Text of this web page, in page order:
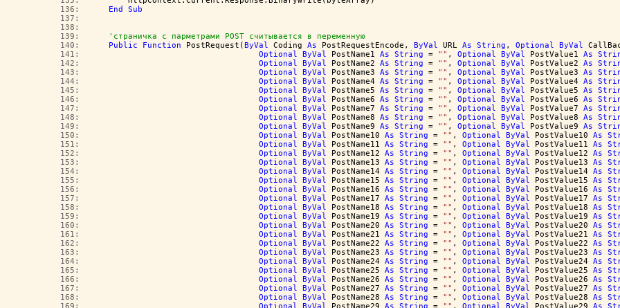
136:
End
Sub
137:
138:
139:
'страничка с парметрами POST считывается в переменную
140:
Public Function PostRequest(ByVal Coding As PostRequestEncode, ByVal URL As String , Optional ByVal
141:
Optional ByVal PostName1 As String = "" , Optional ByVal PostValue1 As
142:
Optional ByVal PostName2 As String = "" , Optional ByVal PostValue2 As
143:
Optional ByVal PostName3 As String = "" , Optional ByVal PostValue3 As
144:
Optional ByVal PostName4 As String = "" , Optional ByVal PostValue4 As
145:
Optional ByVal PostName5 As String = "" , Optional ByVal PostValue5 As
146:
Optional ByVal PostName6 As String = "" , Optional ByVal PostValue6 As
147:
Optional ByVal PostName7 As String = "" , Optional ByVal PostValue7 As
148:
Optional ByVal PostName8 As String = "" , Optional ByVal PostValue8 As
149:
Optional ByVal PostName9 As String = "" , Optional ByVal PostValue9 As
150:
Optional ByVal PostName10 As String = "" , Optional ByVal PostValue10 As
151:
Optional ByVal PostName11 As String = "" , Optional ByVal PostValue11 As
152:
Optional ByVal PostName12 As String = "" , Optional ByVal PostValue12 As
153:
Optional ByVal PostName13 As String = "" , Optional ByVal PostValue13 As
154:
Optional ByVal PostName14 As String = "" , Optional ByVal PostValue14 As
155:
Optional ByVal PostName15 As String = "" , Optional ByVal PostValue15 As
156:
Optional ByVal PostName16 As String = "" , Optional ByVal PostValue16 As
157:
Optional ByVal PostName17 As String = "" , Optional ByVal PostValue17 As
158:
Optional ByVal PostName18 As String = "" , Optional ByVal PostValue18 As
159:
Optional ByVal PostName19 As String = "" , Optional ByVal PostValue19 As
160:
Optional ByVal PostName20 As String = "" , Optional ByVal PostValue20 As
161:
Optional ByVal PostName21 As String = "" , Optional ByVal PostValue21 As
162:
Optional ByVal PostName22 As String = "" , Optional ByVal PostValue22 As
163:
Optional ByVal PostName23 As String = "" , Optional ByVal PostValue23 As
164:
Optional ByVal PostName24 As String = "" , Optional ByVal PostValue24 As
165:
Optional ByVal PostName25 As String = "" , Optional ByVal PostValue25 As
166:
Optional ByVal PostName26 As String = "" , Optional ByVal PostValue26 As
167:
Optional ByVal PostName27 As String = "" , Optional ByVal PostValue27 As
168:
Optional ByVal PostName28 As String = "" , Optional ByVal PostValue28 As